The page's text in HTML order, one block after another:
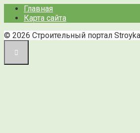
Главная
Карта сайта
© 2026 Строительный портал